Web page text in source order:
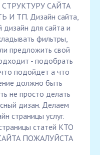
САЙТА
ТП. Дизайн сайта,
для сайта и
фильтры,
предложить свой
- подобрать
подойдет а что
должно быть
не просто делать
дизан. Делаем
страницы услуг.
статей КТО
ПОЖАЛУЙСТА